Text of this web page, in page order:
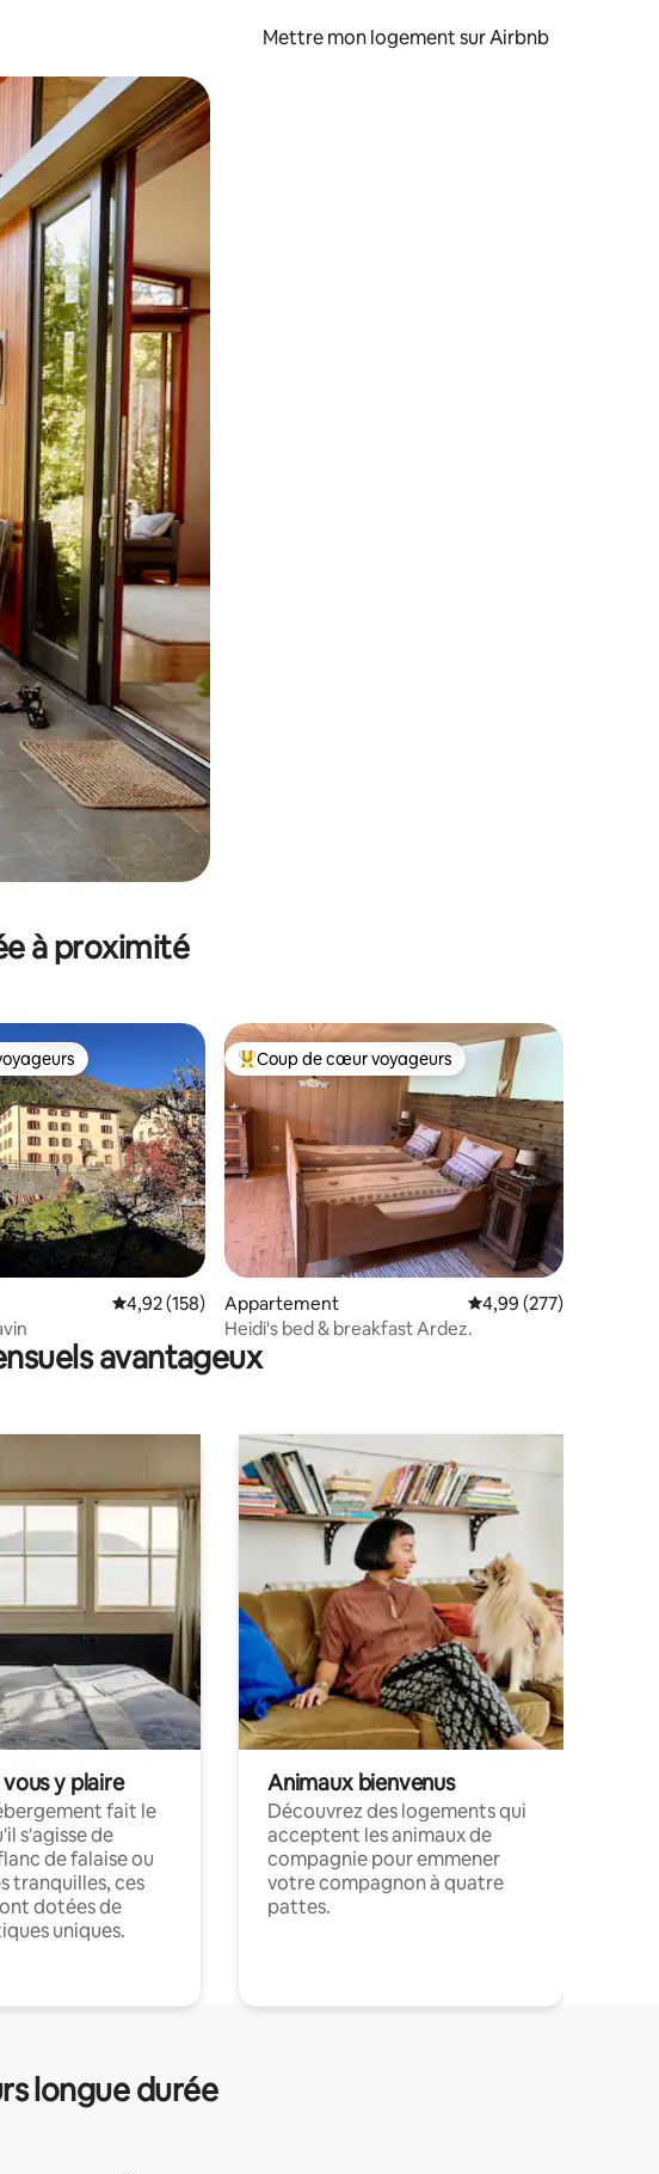
Mettre mon logement sur Airbnb
et en faisant glisser.
à proximité
de 211 commentaires : 5 sur 5
Évaluation moyenne sur la base de 158 commentaires : 4,92 sur 5
4,92 (158)
Coups de cœur voyageurs les plus appréciés
Coup de cœur voyageurs
Appartement Évaluation moyenne
4,99 (277)
Heidi's bed & breakfast Ardez.
avantageux
y plaire
fait le
s'agisse de
de falaise ou
tranquilles, ces
dotées de
uniques.
Animaux bienvenus
Découvrez des logements qui
acceptent les animaux de
compagnie pour emmener
votre compagnon à quatre
pattes.
longue durée